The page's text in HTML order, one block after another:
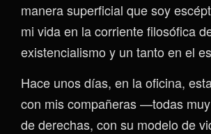
manera superficial que soy
mi vida en la corriente filosófica
existencialismo y un tanto en el
Hace unos días, en la oficina,
con mis compañeras —todas
de derechas, con su modelo de